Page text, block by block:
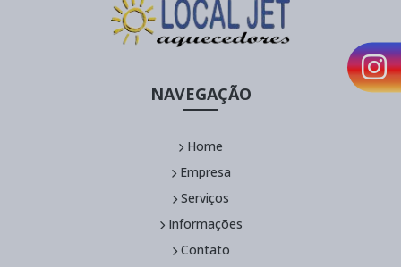
NAVEGAÇÃO
Home
Empresa
Serviços
Informações
Contato